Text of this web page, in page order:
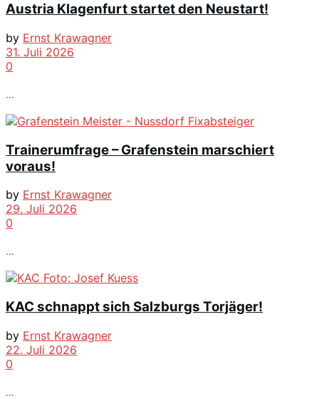
Austria Klagenfurt startet den Neustart!
by Ernst Krawagner
31. Juli 2026
0
...
Trainerumfrage – Grafenstein marschiert
voraus!
by Ernst Krawagner
29. Juli 2026
0
...
KAC schnappt sich Salzburgs Torjäger!
by Ernst Krawagner
22. Juli 2026
0
...